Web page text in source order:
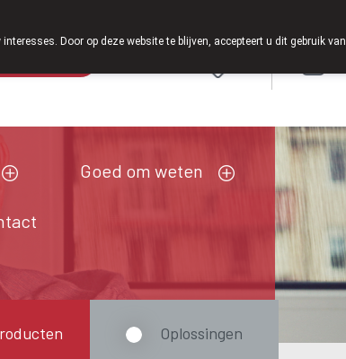
Goed om weten
Oplossingen
Door op deze website te blijven, accepteert u dit gebruik van